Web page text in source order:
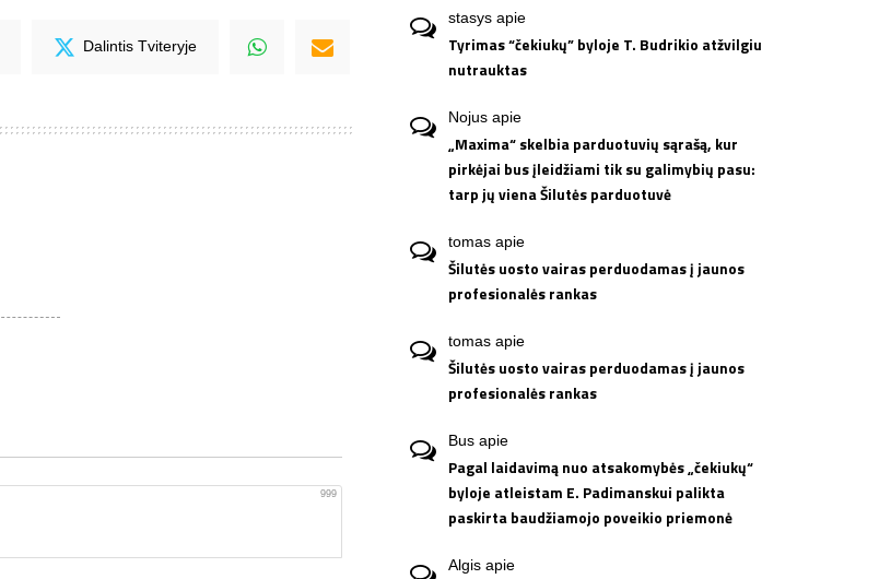
Dalintis Tviteryje
999
stasys apie
Tyrimas “čekiukų” byloje T. Budrikio atžvilgiu
nutrauktas
Nojus apie
„Maxima“ skelbia parduotuvių sąrašą, kur
pirkėjai bus įleidžiami tik su galimybių pasu:
tarp jų viena Šilutės parduotuvė
tomas apie
Šilutės uosto vairas perduodamas į jaunos
profesionalės rankas
tomas apie
Šilutės uosto vairas perduodamas į jaunos
profesionalės rankas
Bus apie
Pagal laidavimą nuo atsakomybės „čekiukų“
byloje atleistam E. Padimanskui palikta
paskirta baudžiamojo poveikio priemonė
Algis apie